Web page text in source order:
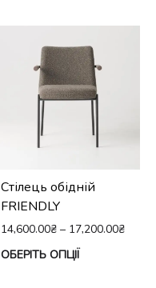
Стілець обідній
FRIENDLY
14,600.00₴ – 17,200.00₴
ОБЕРІТЬ ОПЦІЇ